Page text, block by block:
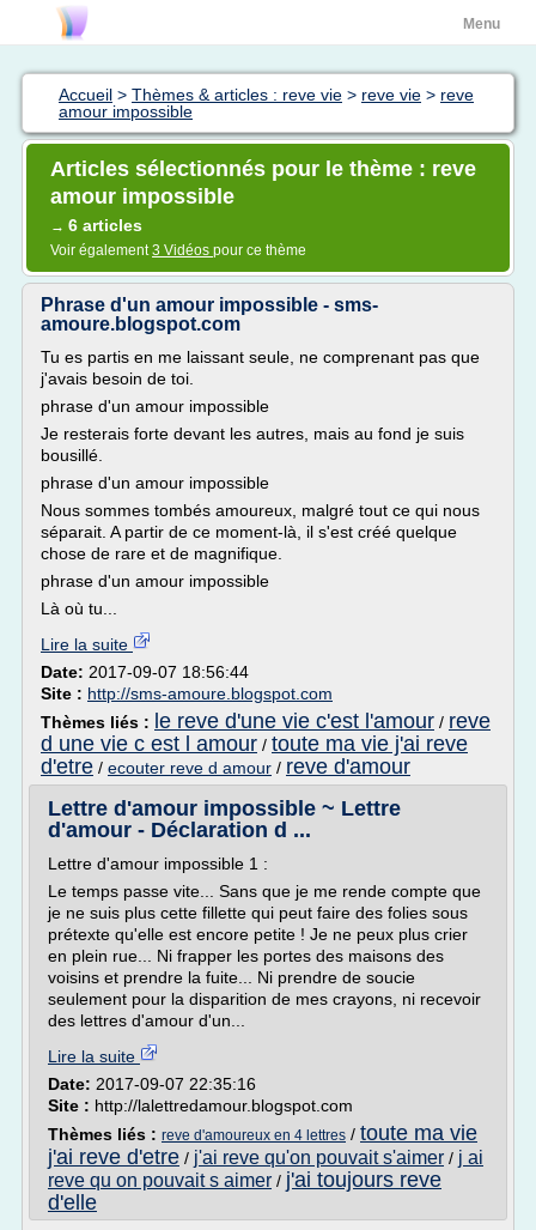
Menu
Accueil > Thèmes & articles : reve vie > reve vie > reve
amour impossible
Articles sélectionnés pour le thème : reve
amour impossible
→ 6 articles
Voir également3 Vidéos pour ce thème
Phrase d'un amour impossible - sms-
amoure.blogspot.com
Tu es partis en me laissant seule, ne comprenant pas que
j'avais besoin de toi.
phrase d'un amour impossible
Je resterais forte devant les autres, mais au fond je suis
bousillé.
phrase d'un amour impossible
Nous sommes tombés amoureux, malgré tout ce qui nous
séparait. A partir de ce moment-là, il s'est créé quelque
chose de rare et de magnifique.
phrase d'un amour impossible
Là où tu...
Lire la suite
Date: 2017-09-07 18:56:44
Site : http://sms-amoure.blogspot.com
Thèmes liés : le reve d'une vie c'est l'amour / reve
d une vie c est l amour / toute ma vie j'ai reve
d'etre / ecouter reve d amour / reve d'amour
Lettre d'amour impossible ~ Lettre
d'amour - Déclaration d ...
Lettre d'amour impossible 1 :
Le temps passe vite... Sans que je me rende compte que
je ne suis plus cette fillette qui peut faire des folies sous
prétexte qu'elle est encore petite ! Je ne peux plus crier
en plein rue... Ni frapper les portes des maisons des
voisins et prendre la fuite... Ni prendre de soucie
seulement pour la disparition de mes crayons, ni recevoir
des lettres d'amour d'un...
Lire la suite
Date: 2017-09-07 22:35:16
Site : http://lalettredamour.blogspot.com
Thèmes liés : reve d'amoureux en 4 lettres / toute ma vie
j'ai reve d'etre / j'ai reve qu'on pouvait s'aimer / j ai
reve qu on pouvait s aimer / j'ai toujours reve
d'elle